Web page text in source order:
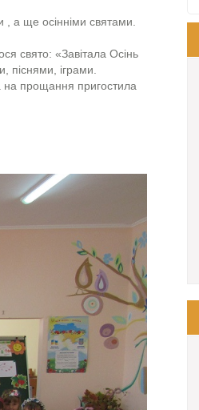
а ще осінніми святами.
свято: «Завітала Осінь
піснями, іграми.
на прощання пригостила